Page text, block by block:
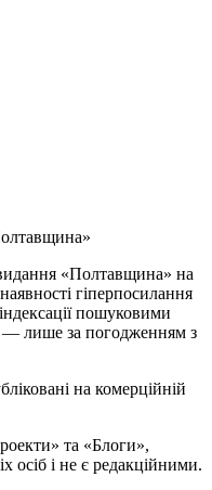
«Полтавщина» на
гіперпосилання
пошуковими
— лише за погодженням з
на комерційній
та «Блоги»,
осіб і не є редакційними.